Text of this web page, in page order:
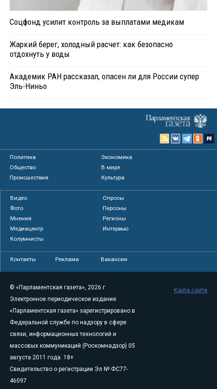
Соцфонд усилит контроль за выплатами медикам
Жаркий берег, холодный расчет: как безопасно
отдохнуть у воды
Академик РАН рассказал, опасен ли для России супер
Эль-Ниньо
Политика
Экономика
Общество
В мире
Происшествия
Культура
Видео
Опросы
Фото
Персоны
Мнения
Регионы
Медиацентр
Интервью
Колумнисты
Контакты Реклама Вакансии
© «Парламентская газета», 2026 г.
Электронное периодическое издание
«Парламентская газета» зарегистрировано в
Федеральной службе по надзору в сфере
связи, информационных технологий и
массовых коммуникаций (Роскомнадзор) 05
августа 2011 года. 18+
Свидетельство о регистрации Эл № ФС77-
46097
Карта сайта